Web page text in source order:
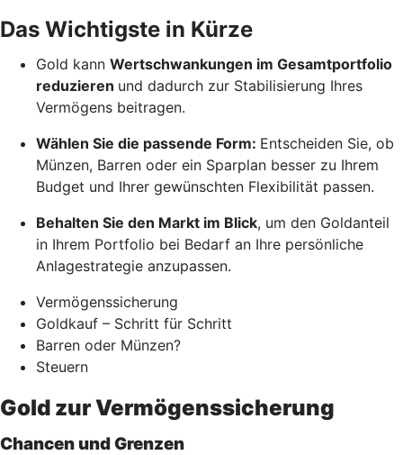
Das Wichtigste in Kürze
Gold kann Wertschwankungen im Gesamtportfolio
reduzieren und dadurch zur Stabilisierung Ihres
Vermögens beitragen.
Wählen Sie die passende Form: Entscheiden Sie, ob
Münzen, Barren oder ein Sparplan besser zu Ihrem
Budget und Ihrer gewünschten Flexibilität passen.
Behalten Sie den Markt im Blick, um den Goldanteil
in Ihrem Portfolio bei Bedarf an Ihre persönliche
Anlagestrategie anzupassen.
Vermögenssicherung
Goldkauf – Schritt für Schritt
Barren oder Münzen?
Steuern
Gold zur Vermögenssicherung
Chancen und Grenzen